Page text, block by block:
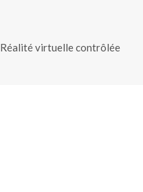
Réalité virtuelle contrôlée